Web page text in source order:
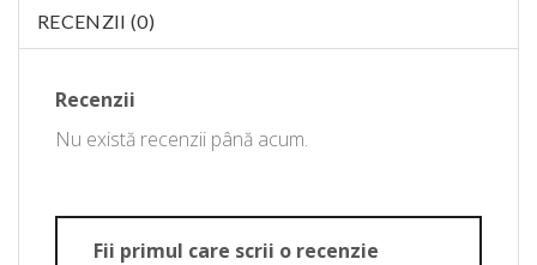
RECENZII (0)
Recenzii
Nu există recenzii până acum.
Fii primul care scrii o recenzie